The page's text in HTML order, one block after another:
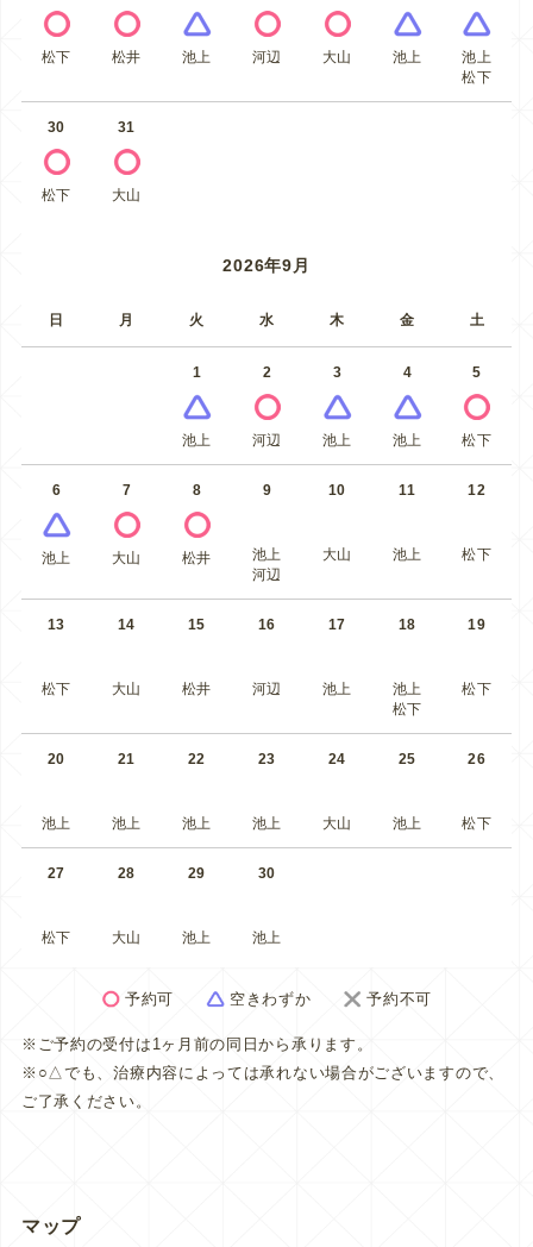
松下 松井 池上 河辺 大山 池上
池上
松下
30
松下
31
大山
2026年9月
日 月 火 水 木 金 土
1
池上
2
河辺
3
池上
4
池上
5
松下
6
池上
7
大山
8
松井
9
池上
河辺
10
大山
11
池上
12
松下
13
松下
14
大山
15
松井
16
河辺
17
池上
18
池上
松下
19
松下
20
池上
21
池上
22
池上
23
池上
24
大山
25
池上
26
松下
27
松下
28
大山
29
池上
30
池上
予約可 空きわずか 予約不可
※ご予約の受付は1ヶ月前の同日から承ります。
※○△でも、治療内容によっては承れない場合がございますので、
ご了承ください。
マップ